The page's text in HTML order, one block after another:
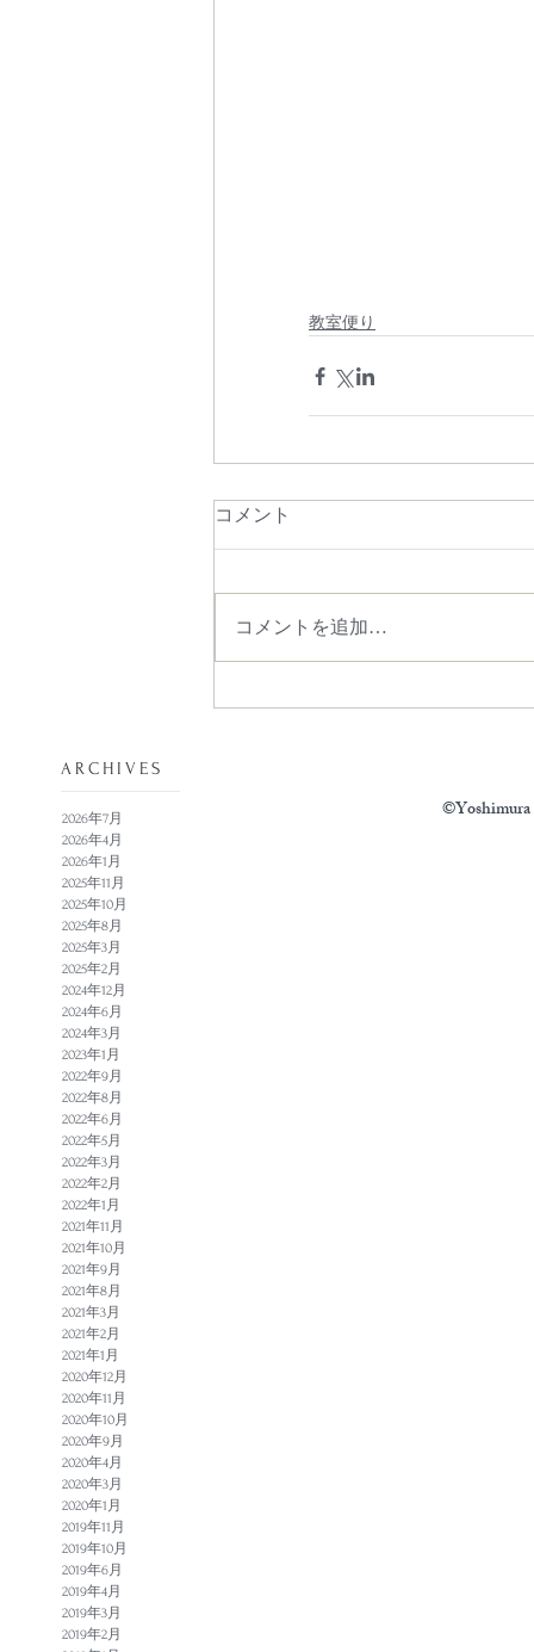
教室便り
コメント
コメントを追加…
​ARCHIVES
2026年7月
2026年4月
2026年1月
2025年11月
2025年10月
2025年8月
2025年3月
2025年2月
2024年12月
2024年6月
2024年3月
2023年1月
2022年9月
2022年8月
2022年6月
2022年5月
2022年3月
2022年2月
2022年1月
2021年11月
2021年10月
2021年9月
2021年8月
2021年3月
2021年2月
2021年1月
2020年12月
2020年11月
2020年10月
2020年9月
2020年4月
2020年3月
2020年1月
2019年11月
2019年10月
2019年6月
2019年4月
2019年3月
2019年2月
©Yoshimura